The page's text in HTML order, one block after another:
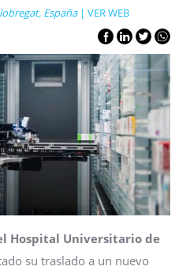
España| VER WEB
Hospital Universitario de
su traslado a un nuevo